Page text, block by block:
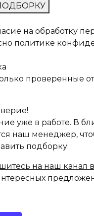
на обработку
политике
проверенные
уже в работе. В
наш менеджер,
подборку.
на наш канал в